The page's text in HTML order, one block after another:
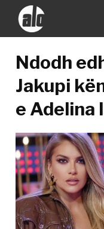
Ndodh
Jakupi
e Adelina